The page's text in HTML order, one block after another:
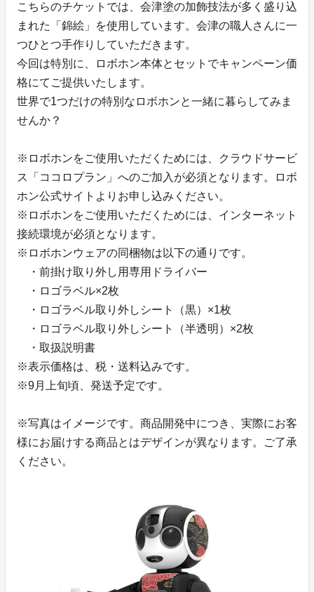
こちらのチケットでは、会津塗の加飾技法が多く盛り込
まれた「錦絵」を使用しています。会津の職人さんに一
つひとつ手作りしていただきます。
今回は特別に、ロボホン本体とセットでキャンペーン価
格にてご提供いたします。
世界で1つだけの特別なロボホンと一緒に暮らしてみま
せんか？
※ロボホンをご使用いただくためには、クラウドサービ
ス「ココロプラン」へのご加入が必須となります。ロボ
ホン公式サイトよりお申し込みください。
※ロボホンをご使用いただくためには、インターネット
接続環境が必須となります。
※ロボホンウェアの同梱物は以下の通りです。
・前掛け取り外し用専用ドライバー
・ロゴラベル×2枚
・ロゴラベル取り外しシート（黒）×1枚
・ロゴラベル取り外しシート（半透明）×2枚
・取扱説明書
※表示価格は、税・送料込みです。
※9月上旬頃、発送予定です。
※写真はイメージです。商品開発中につき、実際にお客
様にお届けする商品とはデザインが異なります。ご了承
ください。